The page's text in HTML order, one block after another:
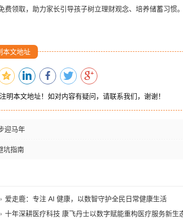
领取，助力家长引导孩子树立理财观念、培养储蓄习惯
本文地址
明本文地址！如对内容有疑问，请联系我们，谢谢！
迎马年
坑指南
爱走鹿：专注 AI 健康，以数智守护全民日常健康生活
十年深耕医疗科技 康飞丹士以数字赋能重构医疗服务新生